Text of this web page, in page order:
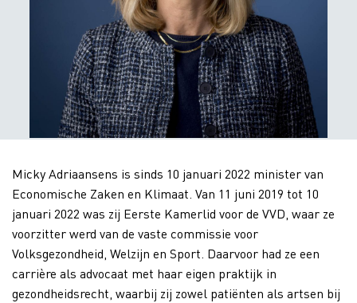
Micky Adriaansens is sinds 10 januari 2022 minister van
Economische Zaken en Klimaat. Van 11 juni 2019 tot 10
januari 2022 was zij Eerste Kamerlid voor de VVD, waar ze
voorzitter werd van de vaste commissie voor
Volksgezondheid, Welzijn en Sport. Daarvoor had ze een
carrière als advocaat met haar eigen praktijk in
gezondheidsrecht, waarbij zij zowel patiënten als artsen bij